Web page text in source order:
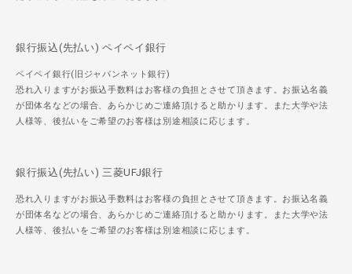
銀行振込(先払い) ペイペイ銀行
ペイペイ銀行(旧ジャパンネット銀行)
恐れ入りますがお振込手数料はお客様の負担とさせて頂きます。お振込名義
が団体名などの場合、あらかじめご連絡頂けると助かります。また大学や法
人様等、後払いをご希望のお客様は別途相談に応じます。
銀行振込(先払い) 三菱UFJ銀行
恐れ入りますがお振込手数料はお客様の負担とさせて頂きます。お振込名義
が団体名などの場合、あらかじめご連絡頂けると助かります。また大学や法
人様等、後払いをご希望のお客様は別途相談に応じます。